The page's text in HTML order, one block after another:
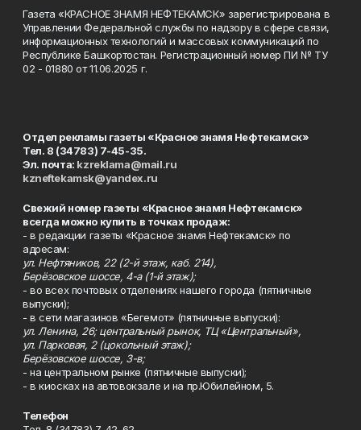
Газета «КРАСНОЕ ЗНАМЯ НЕФТЕКАМСК» зарегистрирована в
Управлении Федеральной службы по надзору в сфере связи,
информационных технологий и массовых коммуникаций по
Республике Башкортостан. Регистрационный номер ПИ № ТУ
02 - 01880 от 11.06.2025 г.
Отдел рекламы газеты «Красное знамя Нефтекамск»
Тел. 8 (34783) 7-45-35.
Эл. почта: kzreklama@mail.ru
kzneftekamsk@yandex.ru
Свежий номер газеты «Красное знамя Нефтекамск»
всегда можно купить в точках продаж:
- в редакции газеты «Красное знамя Нефтекамск» по
адресам:
ул. Нефтяников, 22 (2-й этаж, каб. 214),
Берёзовское шоссе, 4-а (1-й этаж);
- во всех почтовых отделениях нашего города (пятничные
выпуски);
- в сети магазинов «Бегемот» (пятничные выпуски):
ул. Ленина, 26; центральный рынок, ТЦ «Центральный»,
ул. Парковая, 2 (цокольный этаж);
Берёзовское шоссе, 3-в;
- на центральном рынке (пятничные выпуски);
- в киосках на автовокзале и на пр.Юбилейном, 5.
Телефон